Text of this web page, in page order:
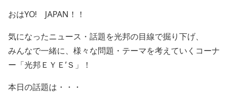
おはYO! JAPAN！！
気になったニュース・話題を光邦の目線で掘り下げ、
みんなで一緒に、様々な問題・テーマを考えていくコーナ
ー「光邦ＥＹＥ’Ｓ」！
本日の話題は・・・